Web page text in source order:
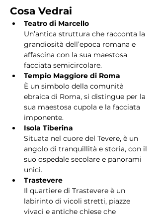
Cosa Vedrai
Teatro di Marcello
Un’antica struttura che racconta la
grandiosità dell’epoca romana e
affascina con la sua maestosa
facciata semicircolare.
Tempio Maggiore di Roma
È un simbolo della comunità
ebraica di Roma, si distingue per la
sua maestosa cupola e la facciata
imponente.
Isola Tiberina
Situata nel cuore del Tevere, è un
angolo di tranquillità e storia, con il
suo ospedale secolare e panorami
unici.
Trastevere
Il quartiere di Trastevere è un
labirinto di vicoli stretti, piazze
vivaci e antiche chiese che